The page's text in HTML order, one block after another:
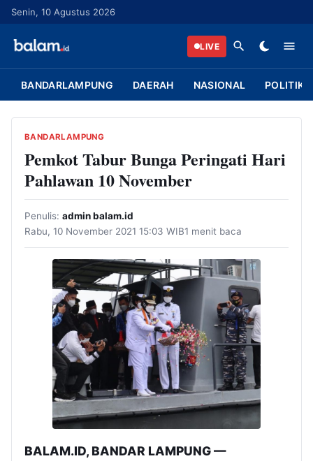
u
Senin, 10 Agustus 2026
LIVE
BANDARLAMPUNG DAERAH NASIONAL POLITIK
BANDARLAMPUNG
Pemkot Tabur Bunga Peringati Hari
Pahlawan 10 November
Penulis: admin balam.id
Rabu, 10 November 2021 15:03 WIB1 menit baca
BALAM.ID, BANDAR LAMPUNG —